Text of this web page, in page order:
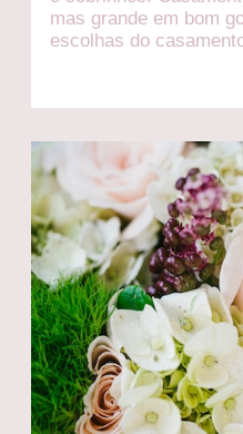
mas grande em bom
escolhas do